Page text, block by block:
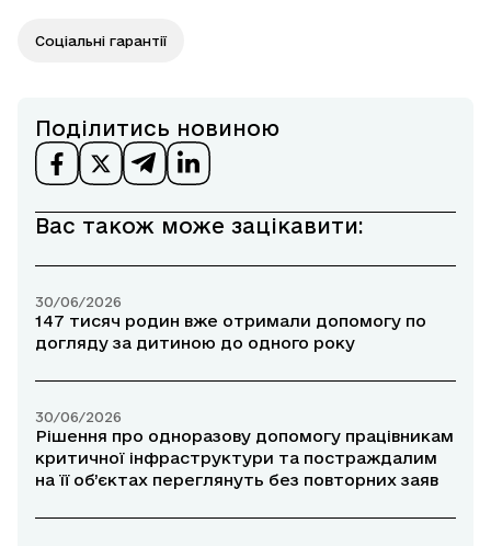
Соціальні гарантії
Поділитись новиною
Вас також може зацікавити:
30/06/2026
147 тисяч родин вже отримали допомогу по
догляду за дитиною до одного року
30/06/2026
Рішення про одноразову допомогу працівникам
критичної інфраструктури та постраждалим
на її об’єктах переглянуть без повторних заяв